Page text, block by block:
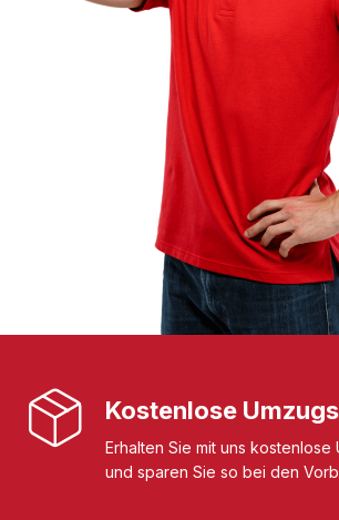
Kostenlose
Erhalten Sie mit uns kostenlose
und sparen Sie so bei den